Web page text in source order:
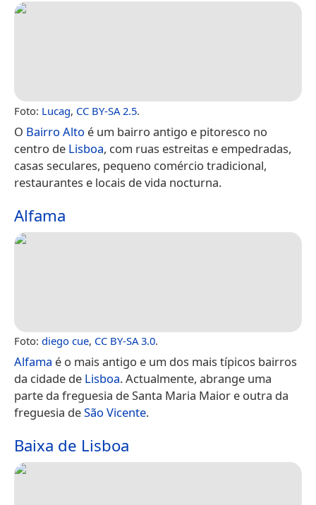
Foto: Lucag, CC BY-SA 2.5.
O Bairro Alto é um bairro antigo e pitoresco no
centro de Lisboa, com ruas estreitas e empedradas,
casas seculares, pequeno comércio tradicional,
restaurantes e locais de vida nocturna.
Alfama
Foto: diego cue, CC BY-SA 3.0.
Alfama é o mais antigo e um dos mais típicos bairros
da cidade de Lisboa. Actualmente, abrange uma
parte da freguesia de Santa Maria Maior e outra da
freguesia deSão Vicente.
Baixa de Lisboa